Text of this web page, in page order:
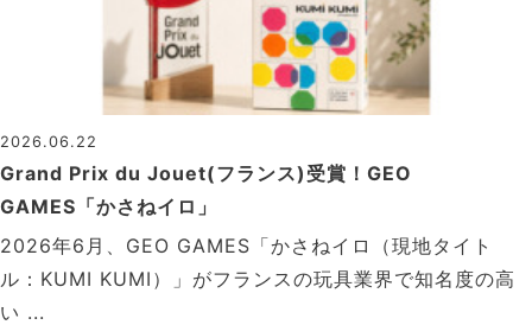
2026.06.22
Grand Prix du Jouet(フランス)受賞！GEO
GAMES「かさねイロ」
2026年6月、GEO GAMES「かさねイロ（現地タイト
ル：KUMI KUMI）」がフランスの玩具業界で知名度の高
い ...